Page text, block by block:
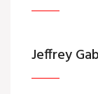
Jeffrey